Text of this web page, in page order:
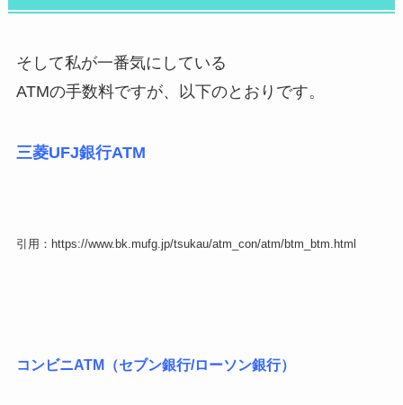
そして私が一番気にしている
ATMの手数料ですが、以下のとおりです。
三菱UFJ銀行ATM
引用：https://www.bk.mufg.jp/tsukau/atm_con/atm/btm_btm.html
コンビニATM（セブン銀行/ローソン銀行）